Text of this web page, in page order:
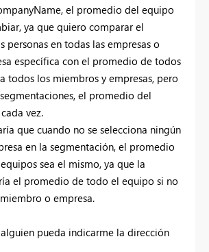
el promedio del equipo
ya que quiero comparar el
personas en todas las empresas o
específica con el promedio de todos
todos los miembros y empresas, pero
el promedio del
vez.
que cuando no se selecciona ningún
en la segmentación, el promedio
sea el mismo, ya que la
el promedio de todo el equipo si no
o empresa.
pueda indicarme la dirección